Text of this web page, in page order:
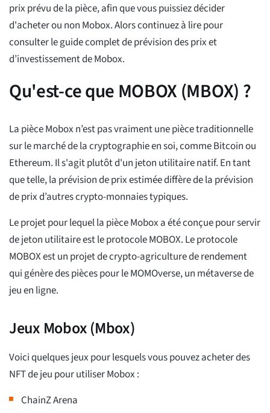
prix prévu de la pièce, afin que vous puissiez décider
d'acheter ou non Mobox. Alors continuez à lire pour
consulter le guide complet de prévision des prix et
d’investissement de Mobox.
Qu'est-ce que MOBOX (MBOX) ?
La pièce Mobox n’est pas vraiment une pièce traditionnelle
sur le marché de la cryptographie en soi, comme Bitcoin ou
Ethereum. Il s'agit plutôt d'un jeton utilitaire natif. En tant
que telle, la prévision de prix estimée diffère de la prévision
de prix d’autres crypto-monnaies typiques.
Le projet pour lequel la pièce Mobox a été conçue pour servir
de jeton utilitaire est le protocole MOBOX. Le protocole
MOBOX est un projet de crypto-agriculture de rendement
qui génère des pièces pour le MOMOverse, un métaverse de
jeu en ligne.
Jeux Mobox (Mbox)
Voici quelques jeux pour lesquels vous pouvez acheter des
NFT de jeu pour utiliser Mobox :
ChainZ Arena